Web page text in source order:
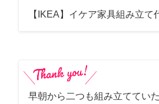
【IKEA】イケア家具組み立て
早朝から二つも組み立ててい